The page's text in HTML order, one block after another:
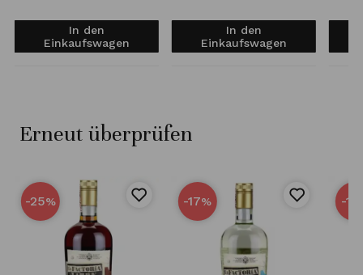
In den
Einkaufswagen
In den
Einkaufswagen
Erneut überprüfen
-25% -17% -15